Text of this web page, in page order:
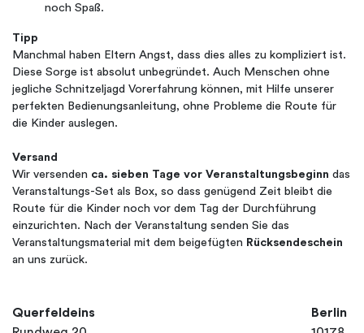
noch Spaß.
Tipp
Manchmal haben Eltern Angst, dass dies alles zu kompliziert ist.
Diese Sorge ist absolut unbegründet. Auch Menschen ohne
jegliche Schnitzeljagd Vorerfahrung können, mit Hilfe unserer
perfekten Bedienungsanleitung, ohne Probleme die Route für
die Kinder auslegen.
Versand
Wir versenden ca. sieben Tage vor Veranstaltungsbeginn das
Veranstaltungs-Set als Box, so dass genügend Zeit bleibt die
Route für die Kinder noch vor dem Tag der Durchführung
einzurichten. Nach der Veranstaltung senden Sie das
Veranstaltungsmaterial mit dem beigefügten Rücksendeschein
an uns zurück.
Querfeldeins
Berlin